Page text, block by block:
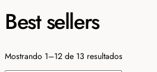
Best sellers
Mostrando 1–12 de 13 resultadosOrdenado